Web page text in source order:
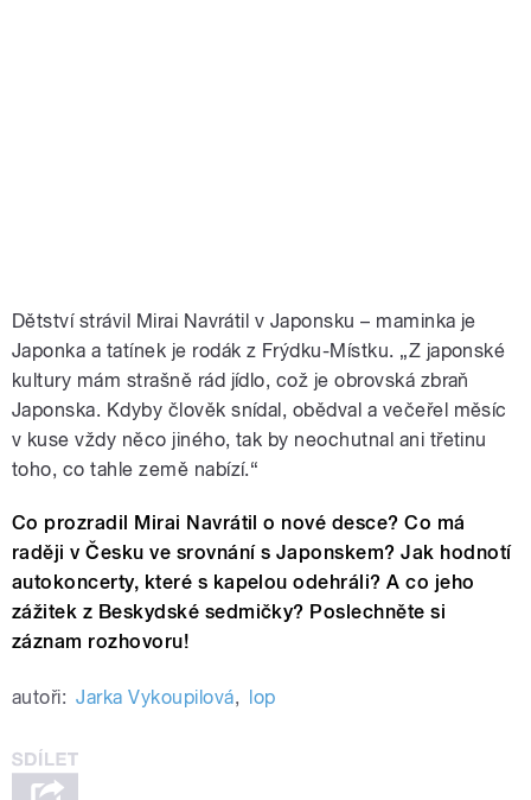
Dětství strávil Mirai Navrátil v Japonsku – maminka je
Japonka a tatínek je rodák z Frýdku-Místku. „Z japonské
kultury mám strašně rád jídlo, což je obrovská zbraň
Japonska. Kdyby člověk snídal, obědval a večeřel měsíc
v kuse vždy něco jiného, tak by neochutnal ani třetinu
toho, co tahle země nabízí.“
Co prozradil Mirai Navrátil o nové desce? Co má
raději v Česku ve srovnání s Japonskem? Jak hodnotí
autokoncerty, které s kapelou odehráli? A co jeho
zážitek z Beskydské sedmičky? Poslechněte si
záznam rozhovoru!
autoři: Jarka Vykoupilová, lop